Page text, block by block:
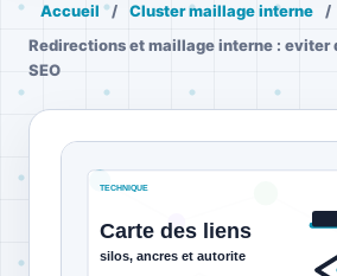
Accueil / Cluster maillage interne
/
Redirections et maillage interne : eviter
SEO